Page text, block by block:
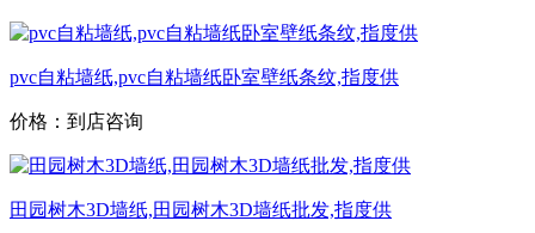
pvc自粘墙纸,pvc自粘墙纸卧室壁纸条纹,指度供
价格：到店咨询
田园树木3D墙纸,田园树木3D墙纸批发,指度供